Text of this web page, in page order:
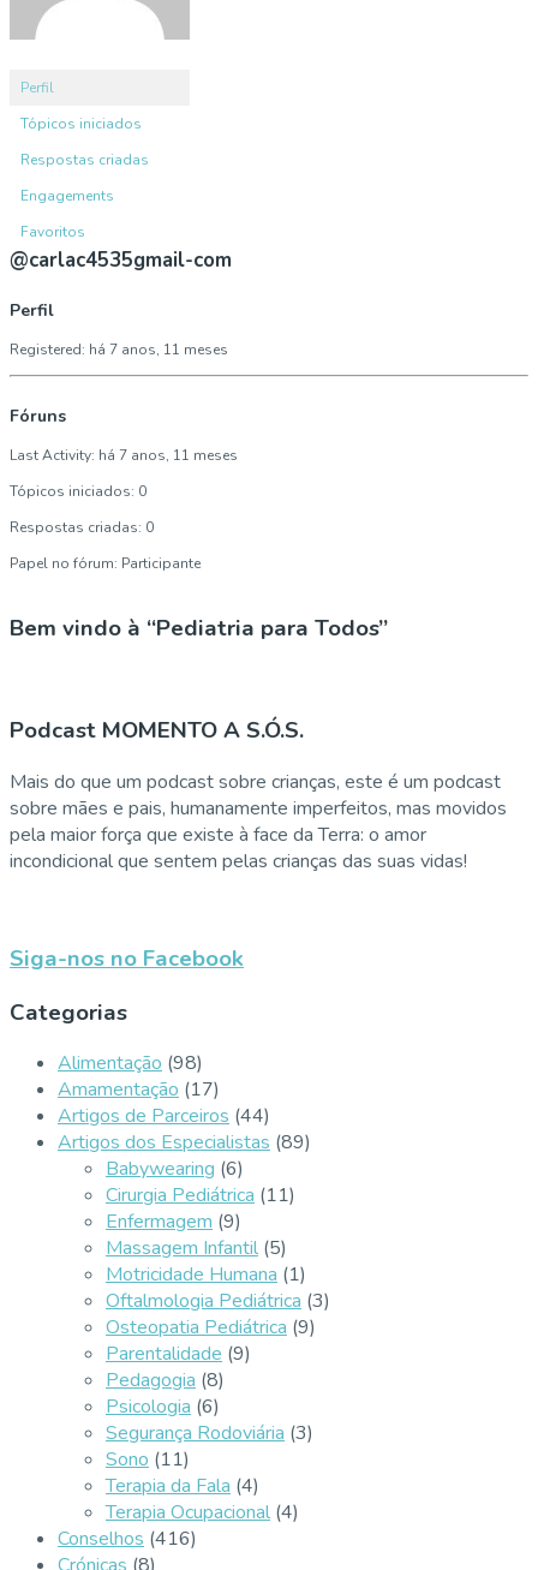
Perfil
Tópicos iniciados
Respostas criadas
Engagements
Favoritos
@carlac4535gmail-com
Perfil
Registered: há 7 anos, 11 meses
Fóruns
Last Activity: há 7 anos, 11 meses
Tópicos iniciados: 0
Respostas criadas: 0
Papel no fórum: Participante
Bem vindo à “Pediatria para Todos”
Podcast MOMENTO A S.Ó.S.
Mais do que um podcast sobre crianças, este é um podcast
sobre mães e pais, humanamente imperfeitos, mas movidos
pela maior força que existe à face da Terra: o amor
incondicional que sentem pelas crianças das suas vidas!
Siga-nos no Facebook
Categorias
Alimentação (98)
Amamentação (17)
Artigos de Parceiros (44)
Artigos dos Especialistas (89)
Babywearing (6)
Cirurgia Pediátrica (11)
Enfermagem (9)
Massagem Infantil (5)
Motricidade Humana (1)
Oftalmologia Pediátrica (3)
Osteopatia Pediátrica (9)
Parentalidade (9)
Pedagogia (8)
Psicologia (6)
Segurança Rodoviária (3)
Sono (11)
Terapia da Fala (4)
Terapia Ocupacional (4)
Conselhos (416)